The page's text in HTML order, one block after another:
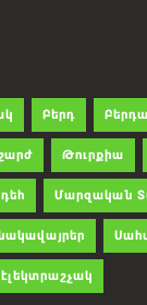
Բերդ
Թուրքիա
Մարզական
էլեկտրաշչակ